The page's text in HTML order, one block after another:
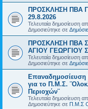
ΠΡΟΣΚΛΗΣΗ ΠΒΑ
29.8.2026
Τελευταία δημοσίευση
Δημοσιεύτηκε σε
ΠΡΟΣΚΛΗΣΗ ΠΒΑ
ΑΓΙΟΥ ΓΕΩΡΓΙΟΥ
Τελευταία δημοσίευση
Δημοσιεύτηκε σε
Επαναδημοσίευση
για το Π.Μ.Σ.
Περιοχών¨
Τελευταία δημοσίευση
Δημοσιεύτηκε σε Π.Μ.Σ